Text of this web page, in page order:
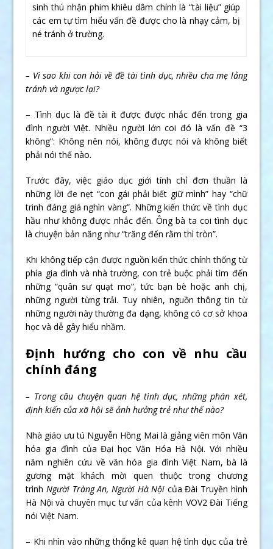
sinh thú nhận phim khiêu dâm chính là “tài liệu” giúp
các em tự tìm hiểu vấn đề được cho là nhạy cảm, bị
né tránh ở trường.
– Vì sao khi con hỏi về đề tài tình dục, nhiều cha mẹ lảng
tránh và ngược lại?
– Tình dục là đề tài ít được được nhắc đến trong gia
đình người Việt. Nhiều người lớn coi đó là vấn đề “3
không”: Không nên nói, không được nói và không biết
phải nói thế nào.
Trước đây, việc giáo dục giới tính chỉ đơn thuần là
những lời đe nẹt “con gái phải biết giữ mình” hay “chữ
trinh đáng giá nghìn vàng”. Những kiến thức về tình dục
hầu như không được nhắc đến. Ông bà ta coi tình dục
là chuyện bản năng như “trăng đến rằm thì tròn”.
Khi không tiếp cận được nguồn kiến thức chính thống từ
phía gia đình và nhà trường, con trẻ buộc phải tìm đến
những “quân sư quạt mo”, tức bạn bè hoặc anh chị,
những người từng trải. Tuy nhiên, nguồn thông tin từ
những người này thường đa dạng, không có cơ sở khoa
học và dễ gây hiểu nhầm.
Định hướng cho con về nhu cầu
chính đáng
– Trong câu chuyện quan hệ tình dục, những phán xét,
định kiến của xã hội sẽ ảnh hưởng trẻ như thế nào?
Nhà giáo ưu tú Nguyễn Hồng Mai là giảng viên môn Văn
hóa gia đình của Đại học Văn Hóa Hà Nội. Với nhiều
năm nghiên cứu về văn hóa gia đình Việt Nam, bà là
gương mặt khách mời quen thuộc trong chương
trìnhNgười Tràng An, Người Hà Nội của Đài Truyền hình
Hà Nội và chuyên mục tư vấn của kênh VOV2 Đài Tiếng
nói Việt Nam.
– Khi nhìn vào những thống kê quan hệ tình dục của trẻ